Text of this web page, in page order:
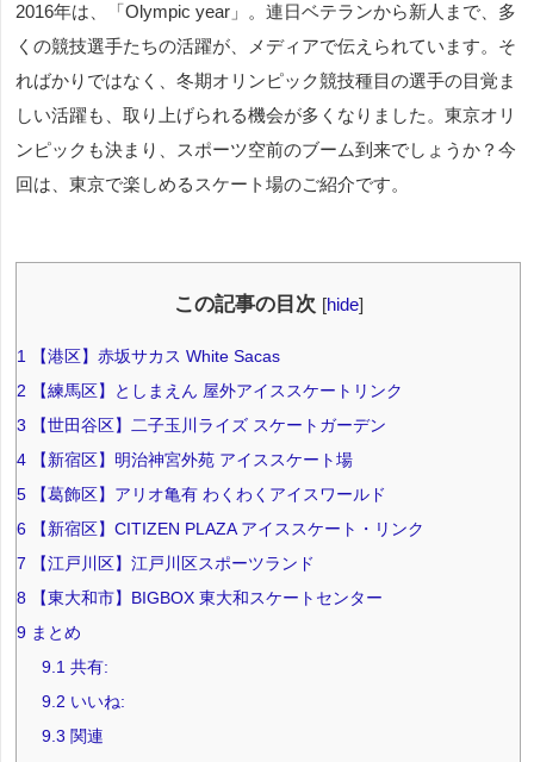
2016年は、「Olympic year」。連日ベテランから新人まで、多
くの競技選手たちの活躍が、メディアで伝えられています。そ
ればかりではなく、冬期オリンピック競技種目の選手の目覚ま
しい活躍も、取り上げられる機会が多くなりました。東京オリ
ンピックも決まり、スポーツ空前のブーム到来でしょうか？今
回は、東京で楽しめるスケート場のご紹介です。
この記事の目次 [hide]
1
【港区】赤坂サカス White Sacas
2 【練馬区】としまえん 屋外アイススケートリンク
3 【世田谷区】二子玉川ライズ スケートガーデン
4 【新宿区】明治神宮外苑 アイススケート場
5 【葛飾区】アリオ亀有 わくわくアイスワールド
6 【新宿区】CITIZEN PLAZA アイススケート・リンク
7 【江戸川区】江戸川区スポーツランド
8 【東大和市】BIGBOX 東大和スケートセンター
9 まとめ
9.1 共有:
9.2 いいね:
9.3 関連